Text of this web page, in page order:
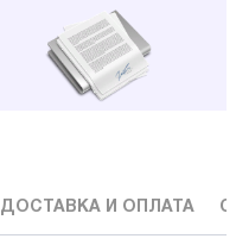
ДОСТАВКА И ОПЛАТА